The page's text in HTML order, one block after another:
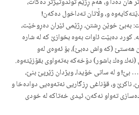
و، وڵاتان ته‌داخول ده‌كه‌ن!
به‌بێ خوێن ڕشتن، ڕژێمی ئێران ده‌ڕوخێت،
كورد ده‌بێت ئاوات به‌وه‌ بخوازێ كه‌ له‌ شاره‌
هه‌ستێ (كه‌ واش ده‌بێ)، بۆ ئه‌وه‌ی له‌و
(نه‌ك وه‌ك باشور) دۆخه‌كه‌ به‌ته‌واوی بقۆزێته‌وه‌.
و له‌ ساتی خۆیدا، ویژدان ژێرپێ بنێ،
ناكرێ و، قۆناغی ڕزگاریی نه‌ته‌وه‌یی دواده‌خا و
ته‌واو نه‌كه‌ن، ئیدی خه‌تاكه‌ له‌ خودی